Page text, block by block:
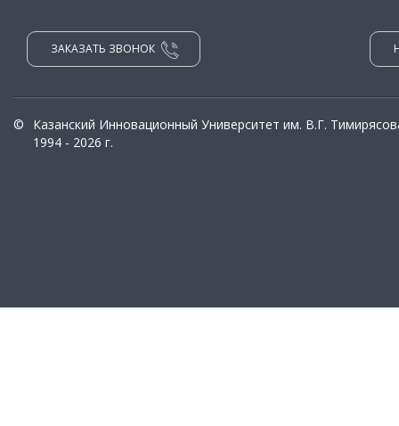
ЗАКАЗАТЬ ЗВОНОК
©
Казанский Инновационный Университет им. В.Г.
1994 - 2026 г.